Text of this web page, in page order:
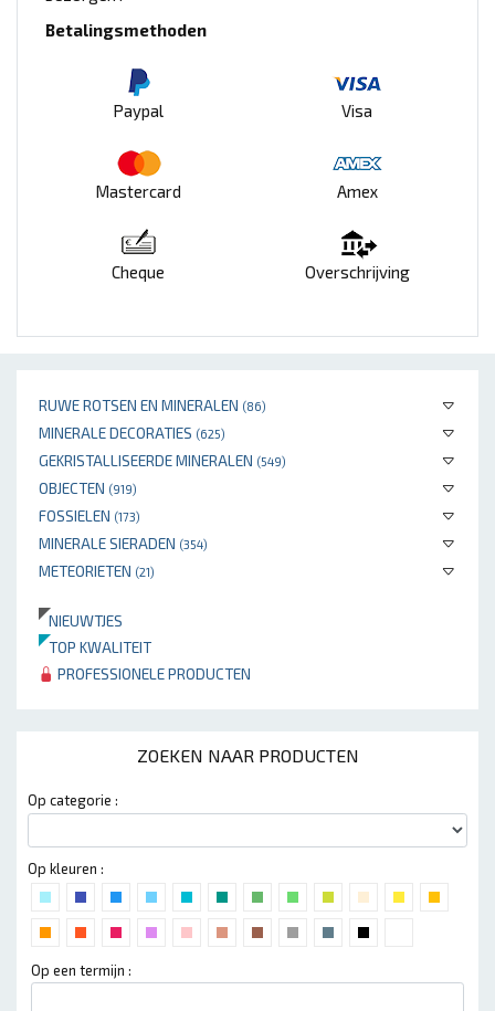
RUWE ROTSEN EN MINERALEN (86)
MINERALE DECORATIES (625)
GEKRISTALLISEERDE MINERALEN (549)
OBJECTEN (919)
FOSSIELEN (173)
MINERALE SIERADEN (354)
METEORIETEN (21)
NIEUWTJES
TOP KWALITEIT
PROFESSIONELE PRODUCTEN
ZOEKEN NAAR PRODUCTEN
Op categorie :
Op kleuren :
Op een termijn :
Betalingsmethoden
Paypal Visa
Mastercard Amex
Cheque Overschrijving